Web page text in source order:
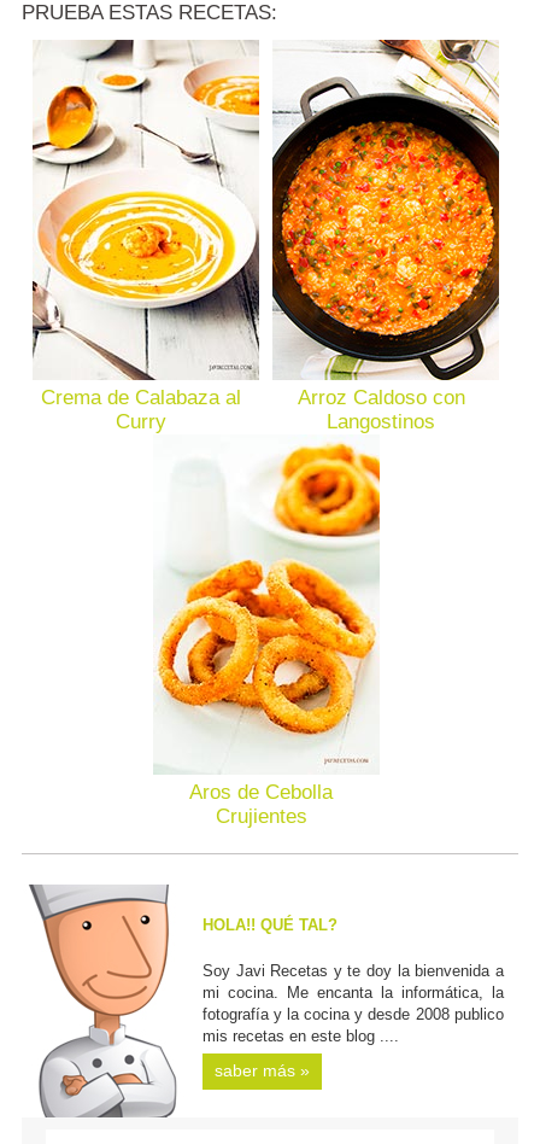
PRUEBA ESTAS RECETAS:
Crema de Calabaza al
Curry
Arroz Caldoso con
Langostinos
Aros de Cebolla
Crujientes
HOLA!! QUÉ TAL?
Soy Javi Recetas y te doy la bienvenida a
mi cocina. Me encanta la informática, la
fotografía y la cocina y desde 2008 publico
mis recetas en este blog ....
saber más »